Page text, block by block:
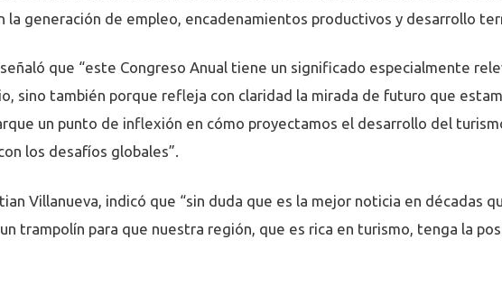
la generación de empleo, encadenamientos productivos y desarrollo
que “este Congreso Anual tiene un significado especialmente
sino también porque refleja con claridad la mirada de futuro que
un punto de inflexión en cómo proyectamos el desarrollo del
los desafíos globales”.
Villanueva, indicó que “sin duda que es la mejor noticia en décadas
trampolín para que nuestra región, que es rica en turismo, tenga la